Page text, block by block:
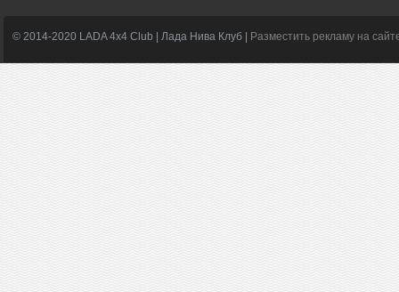
© 2014-2020 LADA 4x4 Club | Лада Нива Клуб | Разместить рекламу на